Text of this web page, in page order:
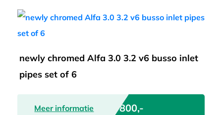
newly chromed Alfa 3.0 3.2 v6 busso inlet
pipes set of 6
Meer informatie € 800,-